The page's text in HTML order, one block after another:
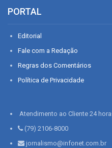
PORTAL
Editorial
Fale com a Redação
Regras dos Comentários
Política de Privacidade
Atendimento ao Cliente 24
(79) 2106-8000
jornalismo@infonet.com.br